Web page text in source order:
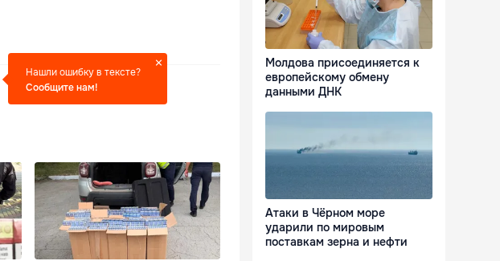
Нашли ошибку в тексте?
Сообщите нам!
Молдова присоединяется к
европейскому обмену
данными ДНК
Атаки в Чёрном море
ударили по мировым
поставкам зерна и нефти